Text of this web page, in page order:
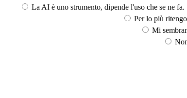
La AI è uno strumento, dipende l'uso che se ne
Per lo più
Mi